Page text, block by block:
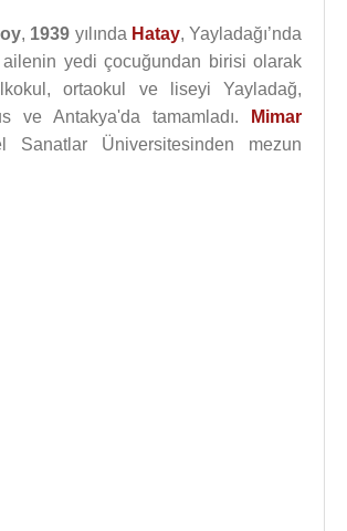
, 1939 yılında Hatay, Yayladağı’nda
yedi çocuğundan birisi olarak
ortaokul ve liseyi Yayladağ,
ve Antakya'da tamamladı.
Mimar
Sanatlar Üniversitesinden mezun